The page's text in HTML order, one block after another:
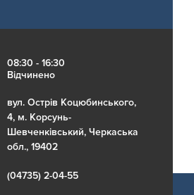
08:30 - 16:30
Відчинено
вул. Острів Коцюбинського,
4, м. Корсунь-
Шевченківський, Черкаська
обл., 19402
(04735) 2-04-55